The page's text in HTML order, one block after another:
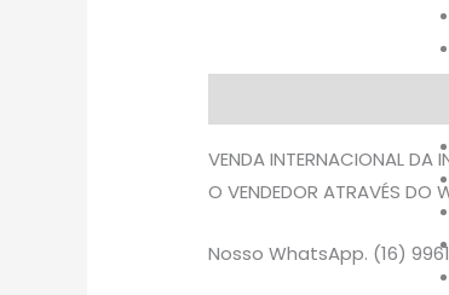
VENDA INTERNACIONAL DA
O VENDEDOR ATRAVÉS DO
Nosso WhatsApp. (16)